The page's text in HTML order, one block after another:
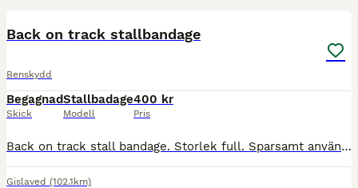
Back on track stallbandage
Benskydd
Begagnad
Skick
Stallbadage
Modell
400 kr
Pris
Back on track stall bandage. Storlek full. Sparsamt använda! Små hål i tyget annars i jätte fint skick. 400kr
Gislaved (102.1km)